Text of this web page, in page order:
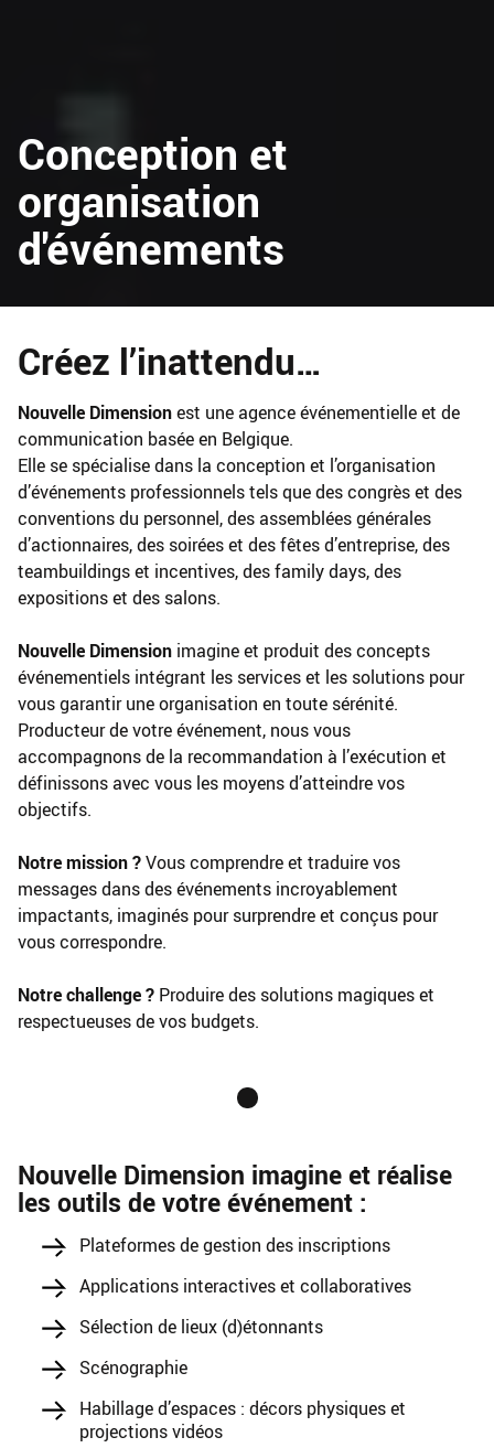
Conception et
organisation
d'événements
Créez l’inattendu…
Nouvelle Dimensionest une agence événementielle et de
communication basée en Belgique.
Elle se spécialise dans la conception et l’organisation
d’événements professionnels tels que des congrès et des
conventions du personnel, des assemblées générales
d’actionnaires, des soirées et des fêtes d’entreprise, des
teambuildings et incentives, des family days, des
expositions et des salons.
Nouvelle Dimension imagine et produit des concepts
événementiels intégrant les services et les solutions pour
vous garantir une organisation en toute sérénité.
Producteur de votre événement, nous vous
accompagnons de la recommandation à l’exécution et
définissons avec vous les moyens d’atteindre vos
objectifs.
Notre mission ?Vous comprendre et traduire vos
messages dans des événements incroyablement
impactants, imaginés pour surprendre et conçus pour
vous correspondre.
Notre challenge ? Produire des solutions magiques et
respectueuses de vos budgets.
Nouvelle Dimension imagine et réalise
les outils de votre événement :
Plateformes de gestion des inscriptions
Applications interactives et collaboratives
Sélection de lieux (d)étonnants
Scénographie
Habillage d’espaces : décors physiques et
projections vidéos